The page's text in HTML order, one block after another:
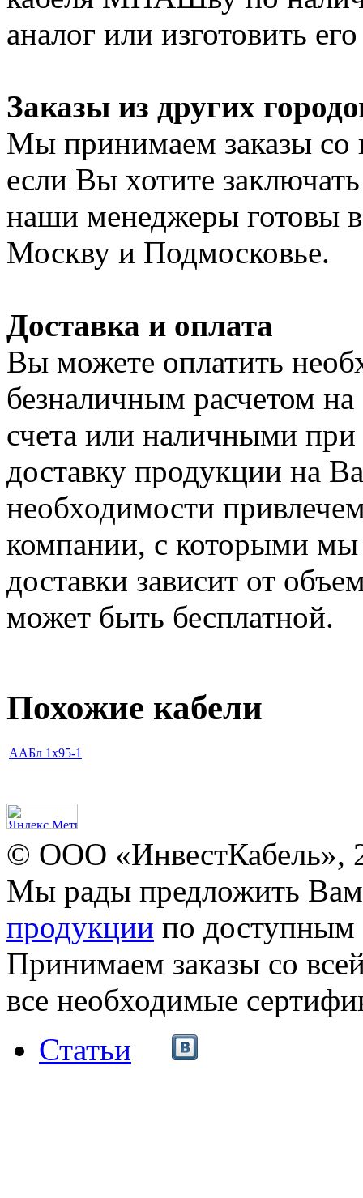
аналог или изготовить
Заказы из других
Мы принимаем заказы со
если Вы хотите
наши менеджеры готовы
Москву и Подмосковье.
Доставка и оплата
Вы можете оплатить
безналичным расчетом
счета или наличными
доставку продукции на
необходимости
компании, с которыми
доставки зависит от
может быть бесплатной.
Похожие кабели
ААБл 1х95-1
© ООО «ИнвестКабель»,
Мы рады предложить
продукции по доступным
Принимаем заказы со
все необходимые
Статьи